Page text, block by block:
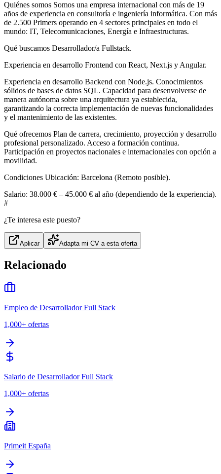
Quiénes somos Somos una empresa internacional con más de 19
años de experiencia en consultoría e ingeniería informática. Con más
de 2.500 Primers operando en 4 sectores principales en todo el
mundo: IT, Telecomunicaciones, Energía e Infraestructuras.
Qué buscamos Desarrollador/a Fullstack.
Experiencia en desarrollo Frontend con React, Next.js y Angular.
Experiencia en desarrollo Backend con Node.js. Conocimientos
sólidos de bases de datos SQL. Capacidad para desenvolverse de
manera autónoma sobre una arquitectura ya establecida,
garantizando la correcta implementación de nuevas funcionalidades
y el mantenimiento de las existentes.
Qué ofrecemos Plan de carrera, crecimiento, proyección y desarrollo
profesional personalizado. Acceso a formación continua.
Participación en proyectos nacionales e internacionales con opción a
movilidad.
Condiciones Ubicación: Barcelona (Remoto posible).
Salario: 38.000 € – 45.000 € al año (dependiendo de la experiencia).
#
¿Te interesa este puesto?
Aplicar Adapta mi CV a esta oferta
Relacionado
Empleo de Desarrollador Full Stack
1,000+ ofertas
Salario de Desarrollador Full Stack
1,000+ ofertas
Primeit España